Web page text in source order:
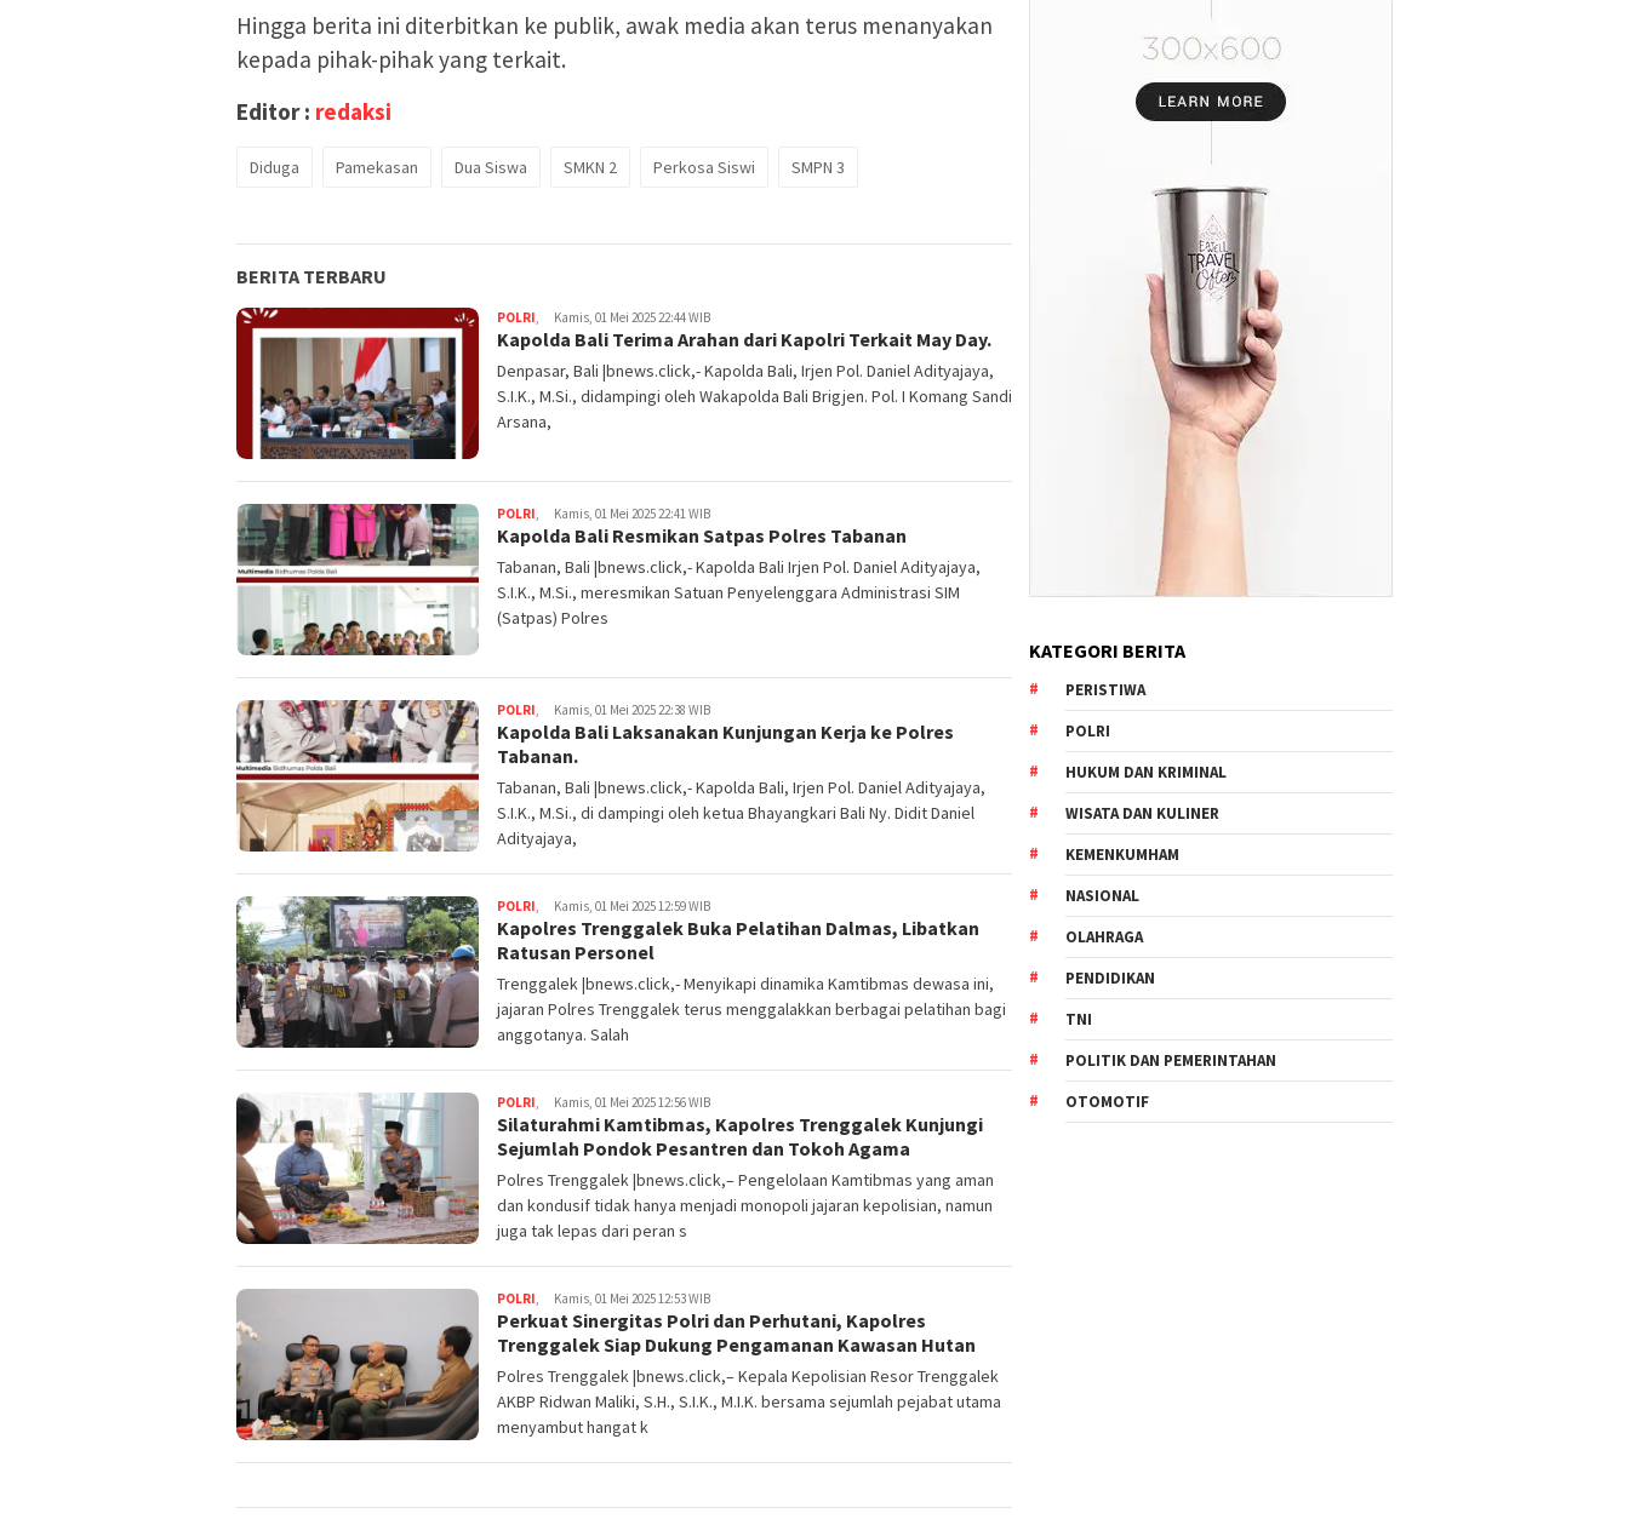
Hingga berita ini diterbitkan ke publik, awak media akan terus menanyakan
kepada pihak-pihak yang terkait.
Editor : redaksi
Diduga Pamekasan Dua Siswa SMKN 2 Perkosa Siswi SMPN 3
BERITA TERBARU
POLRI Kamis, 01 Mei 2025 22:44 WIB
Kapolda Bali Terima Arahan dari Kapolri Terkait May Day.
Denpasar, Bali |bnews.click,- Kapolda Bali, Irjen Pol. Daniel Adityajaya,
S.I.K., M.Si., didampingi oleh Wakapolda Bali Brigjen. Pol. I Komang Sandi
Arsana,
POLRI Kamis, 01 Mei 2025 22:41 WIB
Kapolda Bali Resmikan Satpas Polres Tabanan
Tabanan, Bali |bnews.click,- Kapolda Bali Irjen Pol. Daniel Adityajaya,
S.I.K., M.Si., meresmikan Satuan Penyelenggara Administrasi SIM
(Satpas) Polres
POLRI Kamis, 01 Mei 2025 22:38 WIB
Kapolda Bali Laksanakan Kunjungan Kerja ke Polres
Tabanan.
Tabanan, Bali |bnews.click,- Kapolda Bali, Irjen Pol. Daniel Adityajaya,
S.I.K., M.Si., di dampingi oleh ketua Bhayangkari Bali Ny. Didit Daniel
Adityajaya,
POLRI Kamis, 01 Mei 2025 12:59 WIB
Kapolres Trenggalek Buka Pelatihan Dalmas, Libatkan
Ratusan Personel
Trenggalek |bnews.click,- Menyikapi dinamika Kamtibmas dewasa ini,
jajaran Polres Trenggalek terus menggalakkan berbagai pelatihan bagi
anggotanya. Salah
POLRI Kamis, 01 Mei 2025 12:56 WIB
Silaturahmi Kamtibmas, Kapolres Trenggalek Kunjungi
Sejumlah Pondok Pesantren dan Tokoh Agama
Polres Trenggalek |bnews.click,– Pengelolaan Kamtibmas yang aman
dan kondusif tidak hanya menjadi monopoli jajaran kepolisian, namun
juga tak lepas dari peran s
POLRI Kamis, 01 Mei 2025 12:53 WIB
Perkuat Sinergitas Polri dan Perhutani, Kapolres
Trenggalek Siap Dukung Pengamanan Kawasan Hutan
Polres Trenggalek |bnews.click,– Kepala Kepolisian Resor Trenggalek
AKBP Ridwan Maliki, S.H., S.I.K., M.I.K. bersama sejumlah pejabat utama
menyambut hangat k
KATEGORI BERITA
PERISTIWA
POLRI
HUKUM DAN KRIMINAL
WISATA DAN KULINER
KEMENKUMHAM
NASIONAL
OLAHRAGA
PENDIDIKAN
TNI
POLITIK DAN PEMERINTAHAN
OTOMOTIF